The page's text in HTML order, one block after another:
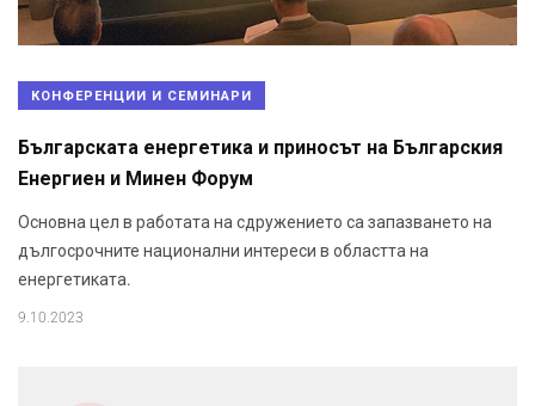
КОНФЕРЕНЦИИ И СЕМИНАРИ
Българската енергетика и приносът на Българския
Енергиен и Минен Форум
Основна цел в работата на сдружението са запазването на
дългосрочните национални интереси в областта на
енергетиката.
9.10.2023